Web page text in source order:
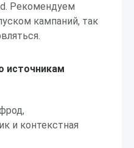
Рекомендуем
кампаний, так
источникам
и контекстная